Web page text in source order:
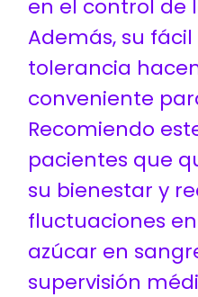
en el control de
Además, su
tolerancia
conveniente
Recomiendo
pacientes que
su bienestar y
fluctuaciones
azúcar en
supervisión